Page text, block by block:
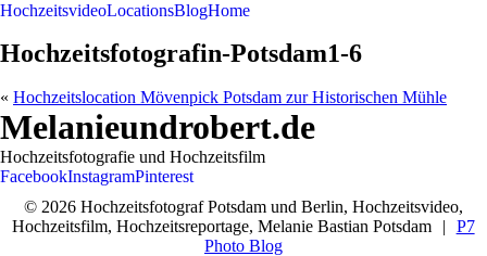
HochzeitsvideoLocationsBlogHome
Hochzeitsfotografin-Potsdam1-6
« Hochzeitslocation Mövenpick Potsdam zur Historischen Mühle
Melanieundrobert.de
Hochzeitsfotografie und Hochzeitsfilm
FacebookInstagramPinterest
© 2026 Hochzeitsfotograf Potsdam und Berlin, Hochzeitsvideo,
Hochzeitsfilm, Hochzeitsreportage, Melanie Bastian Potsdam
|
P7
Photo Blog